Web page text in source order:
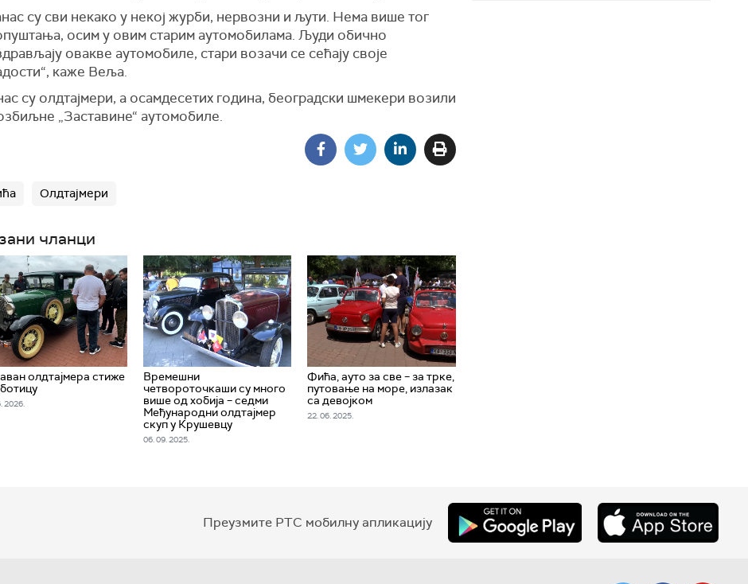
су сви некако у некој журби, нервозни и љути. Нема више тог
осим у овим старим аутомобилама. Људи обично
овакве аутомобиле, стари возачи се сећају своје
каже Веља.
су олдтајмери, а осамдесетих година, београдски шмекери возили
не „Заставине“ аутомобиле.
Олдтајмери
чланци
олдтајмера стиже
2026.
Времешни
четвороточкаши су много
више од хобија – седми
Међународни олдтајмер
скуп у Крушевцу
06. 09. 2025.
Фића, ауто за све – за трке,
путовање на море, излазак
са девојком
22. 06. 2025.
Преузмите РТС мобилну апликацију